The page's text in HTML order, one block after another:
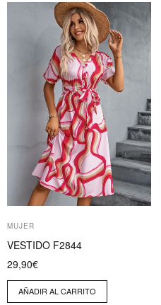
MUJER
VESTIDO F2844
29,90€
AÑADIR AL CARRITO